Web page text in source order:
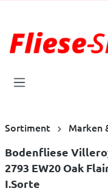
Sortiment Marken
Bodenfliese
2793 EW20 Oak
I.Sorte